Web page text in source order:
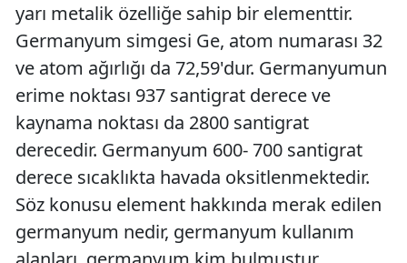
yarı metalik özelliğe sahip bir elementtir.
Germanyum simgesi Ge, atom numarası 32
ve atom ağırlığı da 72,59'dur. Germanyumun
erime noktası 937 santigrat derece ve
kaynama noktası da 2800 santigrat
derecedir. Germanyum 600- 700 santigrat
derece sıcaklıkta havada oksitlenmektedir.
Söz konusu element hakkında merak edilen
germanyum nedir, germanyum kullanım